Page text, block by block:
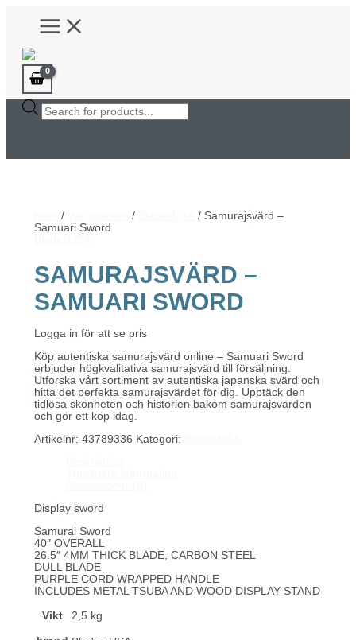
innehåll
Main
Menu
Products
search
/ /
/ Samurajsvärd –
Samuari Sword
SAMURAJSVÄRD –
SAMUARI SWORD
Logga in för att se pris
Köp autentiska samurajsvärd online – Samuari Sword
erbjuder högkvalitativa samurajsvärd till försäljning.
Utforska vårt sortiment av autentiska japanska svärd och
hitta det perfekta samurajsvärdet för dig. Upptäck den
tidlösa skönheten och historien bakom samurajsvärden
och gör ett köp idag.
Artikelnr: 43789336 Kategori:
Display sword
Samurai Sword
40″ OVERALL
26.5″ 4MM THICK BLADE, CARBON STEEL
DULL BLADE
PURPLE CORD WRAPPED HANDLE
INCLUDES METAL TSUBA AND WOOD DISPLAY STAND
Vikt 2,5 kg